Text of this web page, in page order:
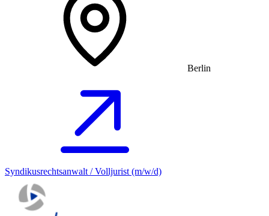
Berlin
Syndikusrechtsanwalt / Volljurist (m/w/d)